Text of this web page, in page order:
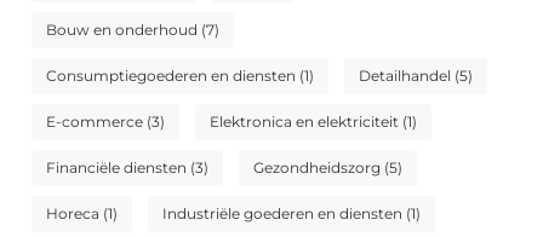
Bouw en onderhoud (7)
Consumptiegoederen en diensten (1) Detailhandel (5)
E-commerce (3) Elektronica en elektriciteit (1)
Financiële diensten (3) Gezondheidszorg (5)
Horeca (1) Industriële goederen en diensten (1)